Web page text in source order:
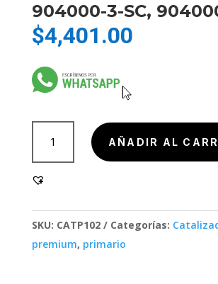
904000-3-SC,
$4,401.00
SC,
904000-
3
cantidad
AÑADIR AL
SKU: CATP102 Categorías:
premium, primario